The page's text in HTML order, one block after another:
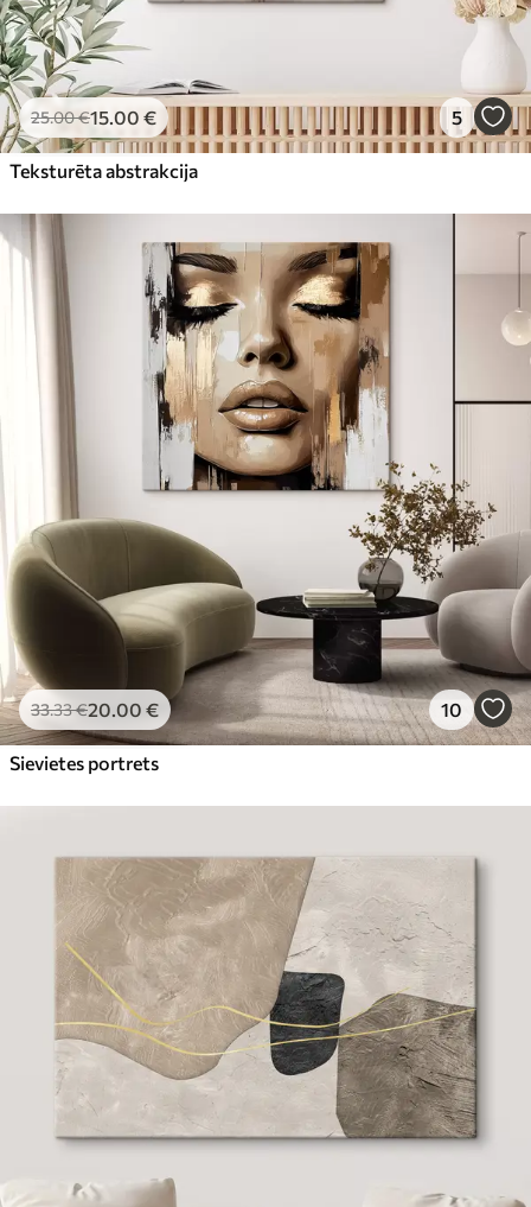
25.00€15.00 € 5
Teksturēta abstrakcija
33.33€20.00 € 10
Sievietes portrets